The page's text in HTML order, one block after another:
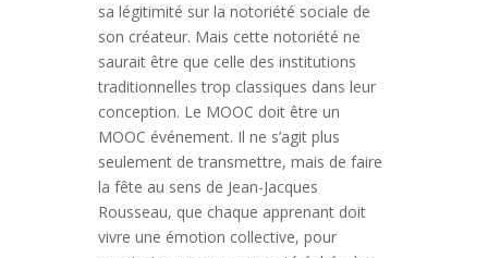
sa légitimité sur la notoriété sociale de
son créateur. Mais cette notoriété ne
saurait être que celle des institutions
traditionnelles trop classiques dans leur
conception. Le MOOC doit être un
MOOC événement. Il ne s’agit plus
seulement de transmettre, mais de faire
la fête au sens de Jean-Jacques
Rousseau, que chaque apprenant doit
vivre une émotion collective, pour